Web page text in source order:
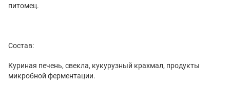
питомец.
Состав:
Куриная печень, свекла, кукурузный крахмал, продукты
микробной ферментации.